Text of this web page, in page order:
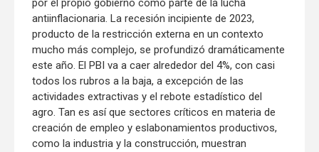
por el propio gobierno como parte de la lucha
antiinflacionaria. La recesión incipiente de 2023,
producto de la restricción externa en un contexto
mucho más complejo, se profundizó dramáticamente
este año. El PBI va a caer alrededor del 4%, con casi
todos los rubros a la baja, a excepción de las
actividades extractivas y el rebote estadístico del
agro. Tan es así que sectores críticos en materia de
creación de empleo y eslabonamientos productivos,
como la industria y la construcción, muestran